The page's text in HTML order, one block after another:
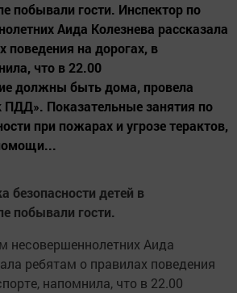
побывали гости. Инспектор по
Аида Колезнева рассказала
поведения на дорогах, в
что в 22.00
должны быть дома, провела
ПДД». Показательные занятия по
при пожарах и угрозе терактов,
безопасности детей в
побывали гости.
несовершеннолетних Аида
ребятам о правилах поведения
напомнила, что в 22.00